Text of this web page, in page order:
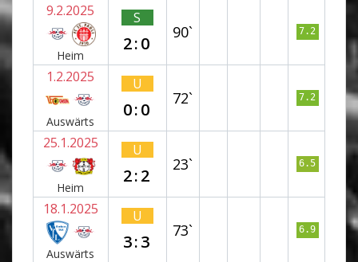
9.2.2025
Heim
S
2:0
90` 7.2
1.2.2025
Auswärts
U
0:0
72` 7.2
25.1.2025
Heim
U
2:2
23` 6.5
18.1.2025
Auswärts
U
3:3
73` 6.9